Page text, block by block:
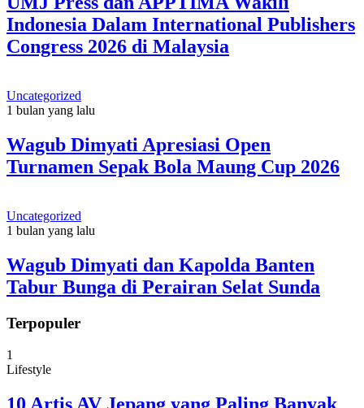
Indonesia Dalam International Publishers
Congress 2026 di Malaysia
Uncategorized
1 bulan yang lalu
Wagub Dimyati Apresiasi Open
Turnamen Sepak Bola Maung Cup 2026
Uncategorized
1 bulan yang lalu
Wagub Dimyati dan Kapolda Banten
Tabur Bunga di Perairan Selat Sunda
Terpopuler
1
Lifestyle
10 Artis AV Jepang yang Paling Banyak